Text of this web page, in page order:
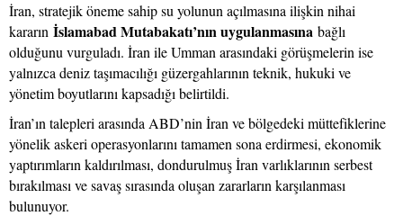
İran, stratejik öneme sahip su yolunun açılmasına ilişkin nihai
kararın İslamabad Mutabakatı’nın uygulanmasına bağlı
olduğunu vurguladı. İran ile Umman arasındaki görüşmelerin ise
yalnızca deniz taşımacılığı güzergahlarının teknik, hukuki ve
yönetim boyutlarını kapsadığı belirtildi.
İran’ın talepleri arasında ABD’nin İran ve bölgedeki müttefiklerine
yönelik askeri operasyonlarını tamamen sona erdirmesi, ekonomik
yaptırımların kaldırılması, dondurulmuş İran varlıklarının serbest
bırakılması ve savaş sırasında oluşan zararların karşılanması
bulunuyor.